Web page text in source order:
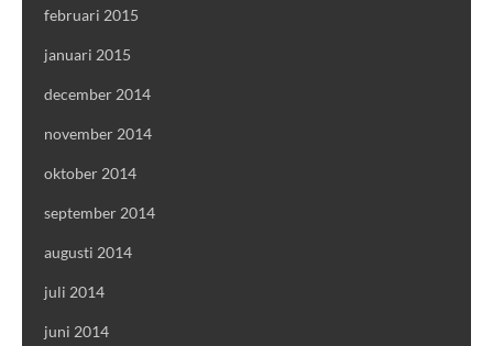
februari 2015
januari 2015
december 2014
november 2014
oktober 2014
september 2014
augusti 2014
juli 2014
juni 2014